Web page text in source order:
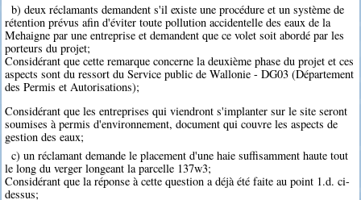
b) deux réclamants demandent s'il existe une procédure et un système de
rétention prévus afin d'éviter toute pollution accidentelle des eaux de la
Mehaigne par une entreprise et demandent que ce volet soit abordé par les
porteurs du projet;
Considérant que cette remarque concerne la deuxième phase du projet et ces
aspects sont du ressort du Service public de Wallonie - DG03 (Département
des Permis et Autorisations);
Considérant que les entreprises qui viendront s'implanter sur le site seront
soumises à permis d'environnement, document qui couvre les aspects de
gestion des eaux;
c) un réclamant demande le placement d'une haie suffisamment haute tout
le long du verger longeant la parcelle 137w3;
Considérant que la réponse à cette question a déjà été faite au point 1.d. ci-
dessus;